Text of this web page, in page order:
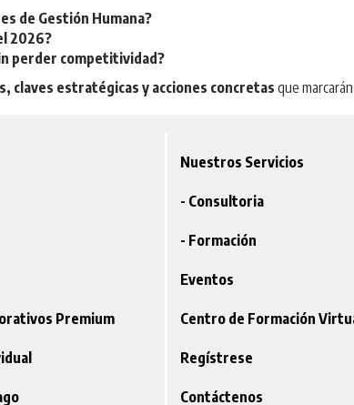
de Gestión Humana?
2026?
perder competitividad?
claves estratégicas y acciones concretas que
Premium
Nuestros Servicios
- Consultoria
- Formación
Eventos
Centro de Formación
Regístrese
Contáctenos